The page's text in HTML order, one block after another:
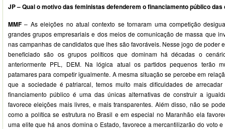
JP – Qual o motivo das feministas defenderem o financiamento público das
MMF– As eleições no atual contexto se tornaram uma competição
grandes grupos empresariais e dos meios de comunicação de massa que
nas campanhas de candidatos que lhes são favoráveis. Nesse jogo de poder
beneficiado são os grupos políticos que dominam há décadas o
anteriormente PFL, DEM. Na lógica atual os partidos pequenos terão
patamares para competir igualmente. A mesma situação se percebe em
que a sociedade é patriarcal, temos muito mais dificuldades de
financiamento público é uma das únicas alternativas de construir a
favorece eleições mais livres, e mais transparentes. Além disso, não se
como a política se estrutura no Brasil e em especial no Maranhão ela
uma elite que há anos domina o Estado, favorece a mercantilizarão do voto